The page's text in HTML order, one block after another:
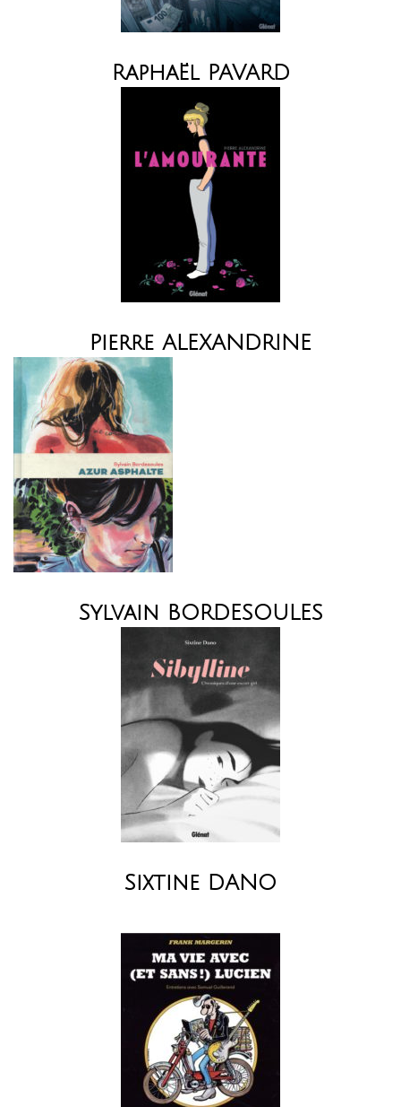
Raphaël PAVARD
Pierre ALEXANDRINE
Sylvain BORDESOULES
Sixtine DANO